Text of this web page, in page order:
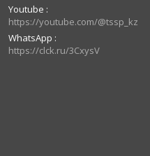
Youtube
https://youtube.com/@tssp_kz
WhatsApp
https://clck.ru/3CxysV